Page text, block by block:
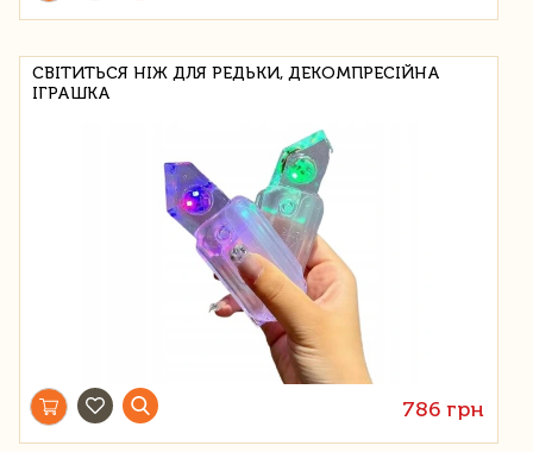
СВІТИТЬСЯ НІЖ ДЛЯ РЕДЬКИ, ДЕКОМПРЕСІЙНА
ІГРАШКА
786 грн